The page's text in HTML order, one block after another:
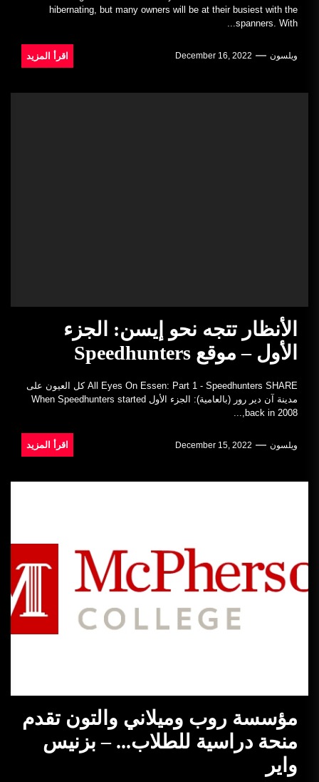
hibernating, but many owners will be at their busiest with the
spanners. With...
ويلسون December 16, 2022 اقرأ المزيد
الأنظار تتجه نحو إيسن: الجزء
الأول – موقع Speedhunters
All Eyes On Essen: Part 1 - Speedhunters SHARE كل العيون على
مدينة آن دير رور (بالعامية): الجزء الأول When Speedhunters started
back in 2008,...
ويلسون December 15, 2022 اقرأ المزيد
مؤسسة روب وميلاني والتون تقدم
منحة دراسية للطلاب... – بزنيس
واير